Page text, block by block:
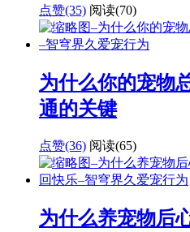
点赞(35) 阅读(70)
为什么你的宠物
通的关键
点赞(36) 阅读(65)
为什么养宠物后